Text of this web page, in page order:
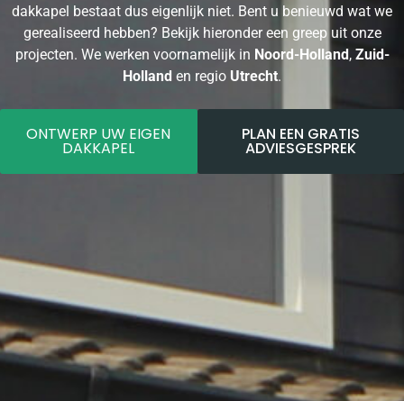
dakkapel bestaat dus eigenlijk niet. Bent u benieuwd wat we
gerealiseerd hebben? Bekijk hieronder een greep uit onze
projecten. We werken voornamelijk in Noord-Holland,Zuid-
Holland en regio Utrecht.
ONTWERP UW EIGEN
DAKKAPEL
PLAN EEN GRATIS
ADVIESGESPREK